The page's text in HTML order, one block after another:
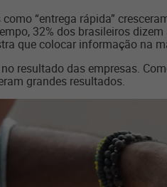
“entrega rápida”
32% dos brasileiros
que colocar informação na
resultado das empresas.
grandes resultados.